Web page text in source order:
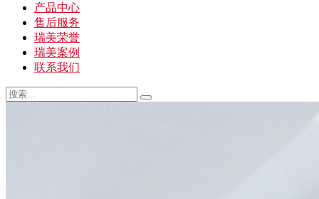
产品中心
售后服务
瑞美荣誉
瑞美案例
联系我们